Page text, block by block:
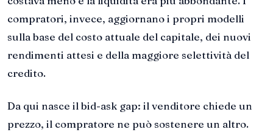
compratori, invece, aggiornano i propri modelli
sulla base del costo attuale del capitale, dei nuovi
rendimenti attesi e della maggiore selettività del
credito.
Da qui nasce il bid-ask gap: il venditore chiede un
prezzo, il compratore ne può sostenere un altro.